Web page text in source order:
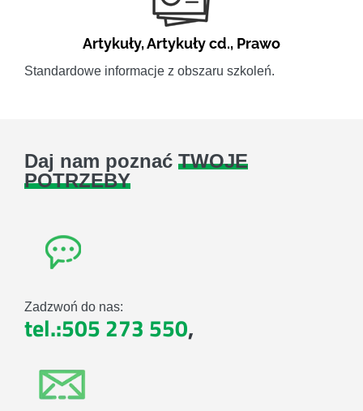
Artykuły,Artykuły cd., Prawo
Standardowe informacje z obszaru szkoleń.
Daj nam poznać TWOJE
POTRZEBY
Zadzwoń do nas:
tel.:505 273 550,